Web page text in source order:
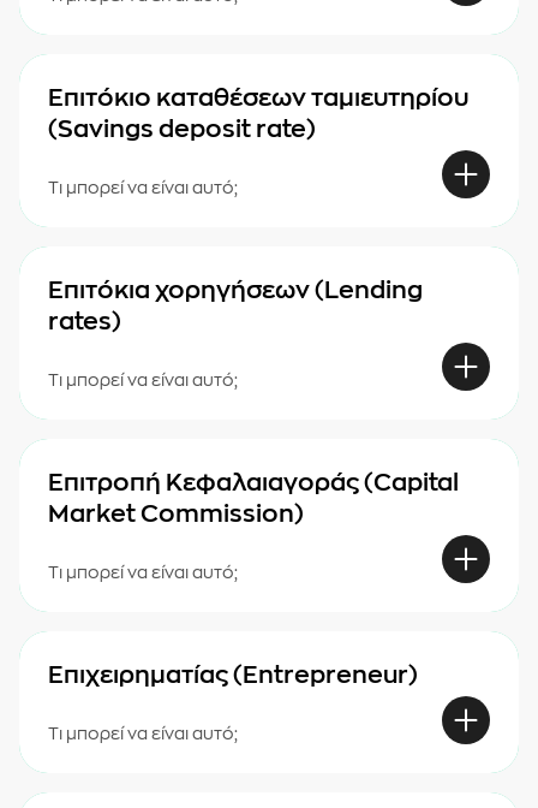
Επιτόκιο καταθέσεων ταμιευτηρίου
(Savings deposit rate)
Τι μπορεί να είναι αυτό;
Επιτόκια χορηγήσεων (Lending
rates)
Τι μπορεί να είναι αυτό;
Επιτροπή Κεφαλαιαγοράς (Capital
Market Commission)
Τι μπορεί να είναι αυτό;
Επιχειρηματίας (Entrepreneur)
Τι μπορεί να είναι αυτό;